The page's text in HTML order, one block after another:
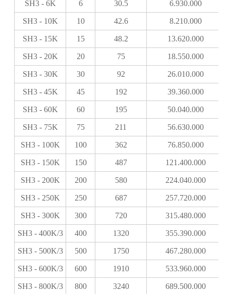
SH3 - 6K 6 30.5 6.930.000
SH3 - 10K 10 42.6 8.210.000
SH3 - 15K 15 48.2 13.620.000
SH3 - 20K 20 75 18.550.000
SH3 - 30K 30 92 26.010.000
SH3 - 45K 45 192 39.360.000
SH3 - 60K 60 195 50.040.000
SH3 - 75K 75 211 56.630.000
SH3 - 100K 100 362 76.850.000
SH3 - 150K 150 487 121.400.000
SH3 - 200K 200 580 224.040.000
SH3 - 250K 250 687 257.720.000
SH3 - 300K 300 720 315.480.000
SH3 - 400K/3 400 1320 355.390.000
SH3 - 500K/3 500 1750 467.280.000
SH3 - 600K/3 600 1910 533.960.000
SH3 - 800K/3 800 3240 689.500.000